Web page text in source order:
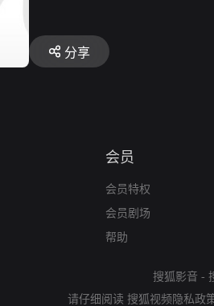
分享
会员
会员特权
会员剧场
帮助
搜狐影音 -
请仔细阅读 搜狐视频隐私政